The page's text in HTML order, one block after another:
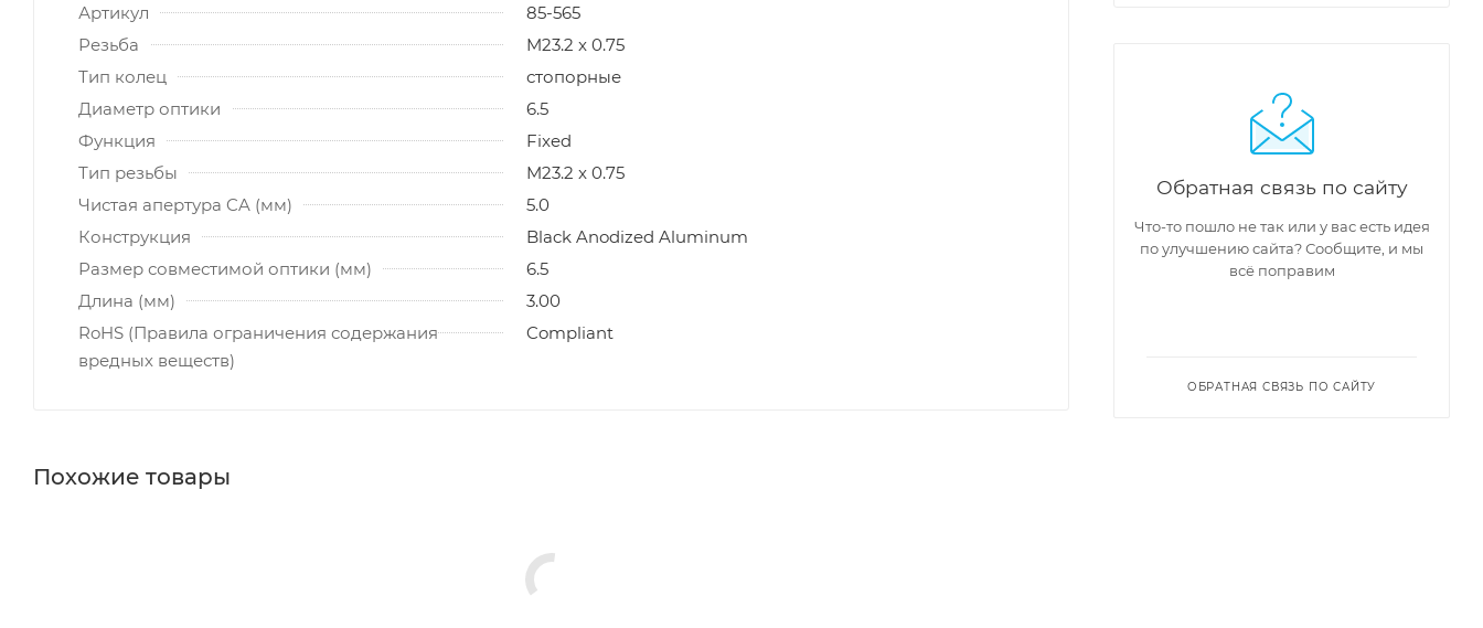
Артикул
85-565
Резьба
M23.2 x 0.75
Тип колец
стопорные
Диаметр оптики
6.5
Функция
Fixed
Тип резьбы
M23.2 x 0.75
Чистая апертура CA (мм)
5.0
Конструкция
Black Anodized Aluminum
Размер совместимой оптики (мм)
6.5
Длина (мм)
3.00
RoHS (Правила ограничения содержания
вредных веществ)
Compliant
Похожие товары
Обратная связь по сайту
Что-то пошло не так или у вас есть идея
по улучшению сайта? Сообщите, и мы
всё поправим
ОБРАТНАЯ СВЯЗЬ ПО САЙТУ